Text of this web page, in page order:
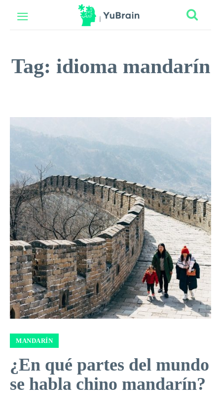
Tag: idioma mandarín
MANDARÍN
¿En qué partes del mundo
se habla chino mandarín?